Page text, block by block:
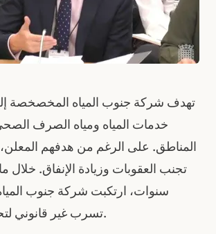
تهدف شركة جنوب المياه المخصخصة
خدمات المياه ومياه الصرف
المناطق. على الرغم من هدفهم
تجنب العقوبات وزيادة الإنفاق.
تسرب غير قانوني لتحقيق مزايا مالية.